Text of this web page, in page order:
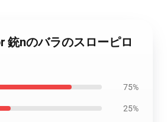
銃nのバラのスローピロ
75%
25%